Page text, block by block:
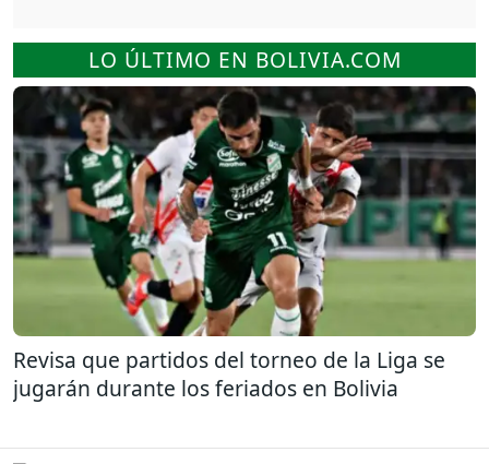
LO ÚLTIMO EN BOLIVIA.COM
Revisa que partidos del torneo de la Liga se
jugarán durante los feriados en Bolivia